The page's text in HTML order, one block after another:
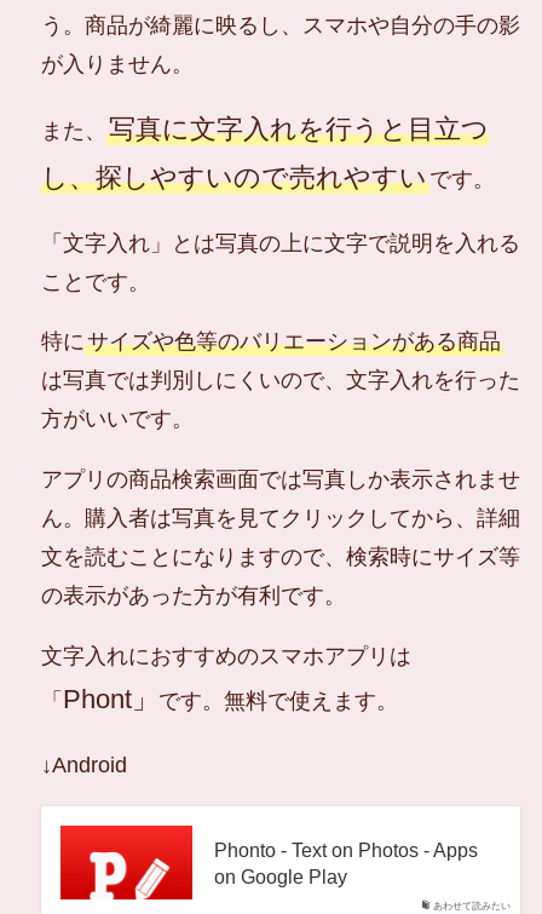
う。商品が綺麗に映るし、スマホや自分の手の影
が入りません。
また、 写真に文字入れを行うと目立つ
し、探しやすいので売れやすいです。
「文字入れ」とは写真の上に文字で説明を入れる
ことです。
特にサイズや色等のバリエーションがある商品
は写真では判別しにくいので、文字入れを行った
方がいいです。
アプリの商品検索画面では写真しか表示されませ
ん。購入者は写真を見てクリックしてから、詳細
文を読むことになりますので、検索時にサイズ等
の表示があった方が有利です。
文字入れにおすすめのスマホアプリは
「 Phont」 です。無料で使えます。
↓Android
あわせて読みたい
Phonto - Text on Photos - Apps
on Google Play